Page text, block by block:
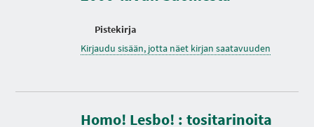
Pistekirja
Kirjaudu sisään, jotta näet kirjan saatavuuden
Homo! Lesbo! : tositarinoita